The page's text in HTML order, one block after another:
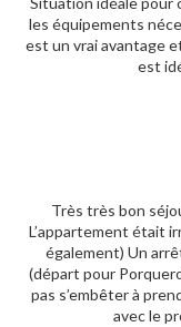
les équipements
est un vrai avantage
est
Très très bon
L’appartement était
également) Un
(départ pour
pas s’embêter à
avec le